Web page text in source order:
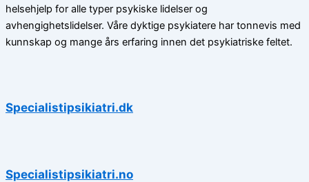
helsehjelp for alle typer psykiske lidelser og
avhengighetslidelser. Våre dyktige psykiatere har tonnevis med
kunnskap og mange års erfaring innen det psykiatriske feltet.
Specialistipsikiatri.dk
Specialistipsikiatri.no